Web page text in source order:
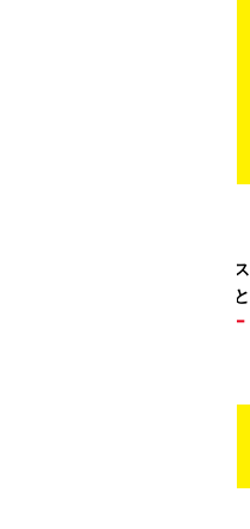
。ガソリンス
の既存インフラを活用すること
リー